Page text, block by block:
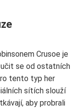
Crusoe je
se od ostatních
tento typ her
sítích slouží
aby probrali